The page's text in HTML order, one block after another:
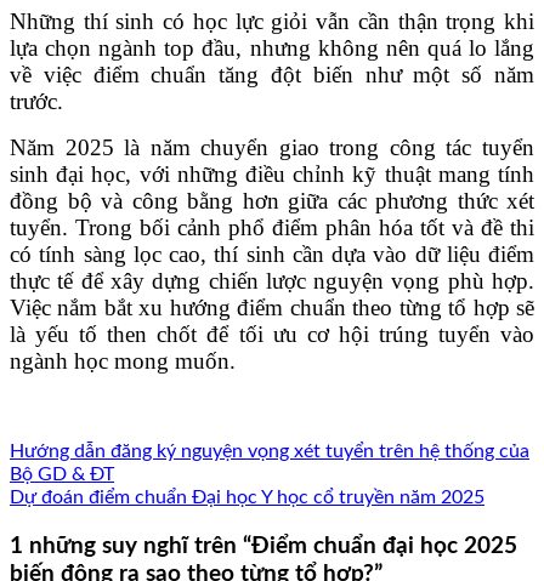
Những thí sinh có học lực giỏi vẫn cần thận trọng khi
lựa chọn ngành top đầu, nhưng không nên quá lo lắng
về việc điểm chuẩn tăng đột biến như một số năm
trước.
Năm 2025 là năm chuyển giao trong công tác tuyển
sinh đại học, với những điều chỉnh kỹ thuật mang tính
đồng bộ và công bằng hơn giữa các phương thức xét
tuyển. Trong bối cảnh phổ điểm phân hóa tốt và đề thi
có tính sàng lọc cao, thí sinh cần dựa vào dữ liệu điểm
thực tế để xây dựng chiến lược nguyện vọng phù hợp.
Việc nắm bắt xu hướng điểm chuẩn theo từng tổ hợp sẽ
là yếu tố then chốt để tối ưu cơ hội trúng tuyển vào
ngành học mong muốn.
Hướng dẫn đăng ký nguyện vọng xét tuyển trên hệ thống của
Bộ GD & ĐT
Dự đoán điểm chuẩn Đại học Y học cổ truyền năm 2025
1 những suy nghĩ trên “Điểm chuẩn đại học 2025
biến động ra sao theo từng tổ hợp?”